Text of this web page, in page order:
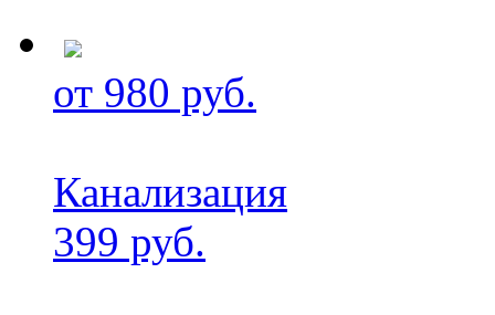
от 980 руб.
Канализация
399 руб.